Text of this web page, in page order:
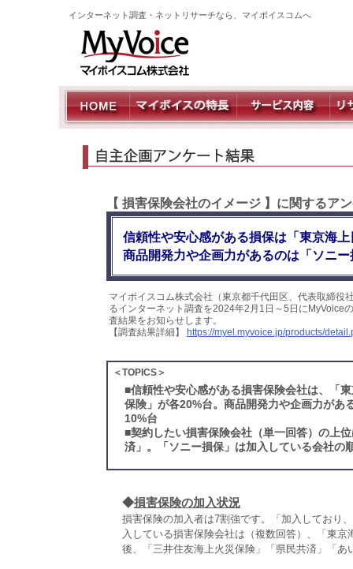
インターネット調査・ネットリサーチなら、マイボイスコムへ
【 損害保険会社のイメージ 】に関するア
信頼性や安心感がある損保は「東京海
商品開発力や企画力があるのは「ソニ
マイボイスコム株式会社（東京都千代田区、代表取締
るインターネット調査を2024年2月1日～5日にMyVoice
査結果をお知らせします。
【調査結果詳細】
https://myel.myvoice.jp/products/
＜TOPICS＞
■信頼性や安心感がある損害保険会社は、「
保険」が各20%台。商品開発力や企画力があ
10%台
■契約したい損害保険会社（単一回答）の上
済」。「ソニー損保」は加入している会社の
◆損害保険の加入状況
損害保険の加入者は7割強です。「加入しており
入している損害保険会社は（複数回答）、「東
後、「三井住友海上火災保険」「県民共済」「